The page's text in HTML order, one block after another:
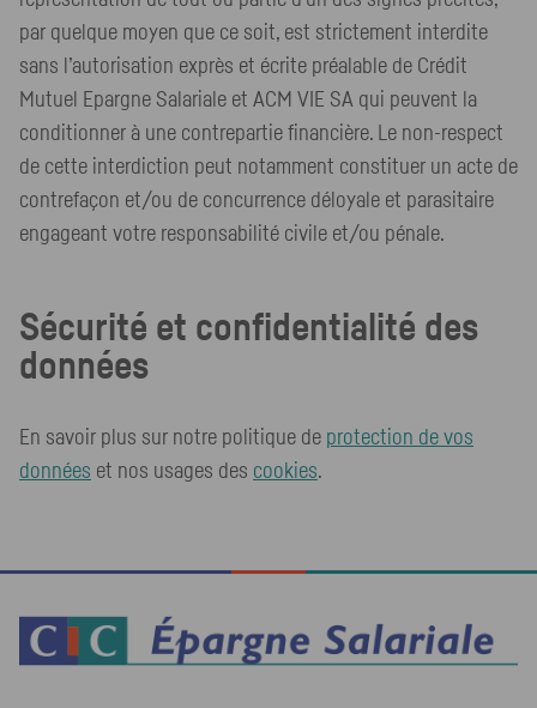
par quelque moyen que ce soit, est strictement interdite
sans l’autorisation exprès et écrite préalable de Crédit
Mutuel Epargne Salariale et ACM VIE SA qui peuvent la
conditionner à une contrepartie financière. Le non-respect
de cette interdiction peut notamment constituer un acte de
contrefaçon et/ou de concurrence déloyale et parasitaire
engageant votre responsabilité civile et/ou pénale.
Sécurité et confidentialité des
données
En savoir plus sur notre politique de protection de vos
données et nos usages des cookies.